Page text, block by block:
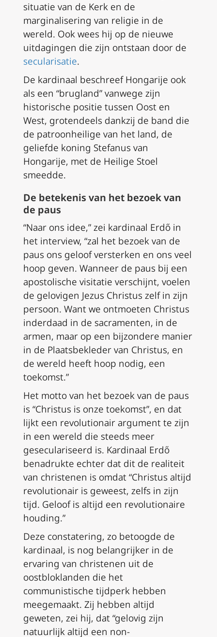
situatie van de Kerk en de
marginalisering van religie in de
wereld. Ook wees hij op de nieuwe
uitdagingen die zijn ontstaan door de
secularisatie.
De kardinaal beschreef Hongarije ook
als een “brugland” vanwege zijn
historische positie tussen Oost en
West, grotendeels dankzij de band die
de patroonheilige van het land, de
geliefde koning Stefanus van
Hongarije, met de Heilige Stoel
smeedde.
De betekenis van het bezoek van
de paus
“Naar ons idee,” zei kardinaal Erdő in
het interview, “zal het bezoek van de
paus ons geloof versterken en ons veel
hoop geven. Wanneer de paus bij een
apostolische visitatie verschijnt, voelen
de gelovigen Jezus Christus zelf in zijn
persoon. Want we ontmoeten Christus
inderdaad in de sacramenten, in de
armen, maar op een bijzondere manier
in de Plaatsbekleder van Christus, en
de wereld heeft hoop nodig, een
toekomst.”
Het motto van het bezoek van de paus
is “Christus is onze toekomst”, en dat
lijkt een revolutionair argument te zijn
in een wereld die steeds meer
geseculariseerd is. Kardinaal Erdő
benadrukte echter dat dit de realiteit
van christenen is omdat “Christus altijd
revolutionair is geweest, zelfs in zijn
tijd. Geloof is altijd een revolutionaire
houding.”
Deze constatering, zo betoogde de
kardinaal, is nog belangrijker in de
ervaring van christenen uit de
oostbloklanden die het
communistische tijdperk hebben
meegemaakt. Zij hebben altijd
geweten, zei hij, dat “gelovig zijn
natuurlijk altijd een non-